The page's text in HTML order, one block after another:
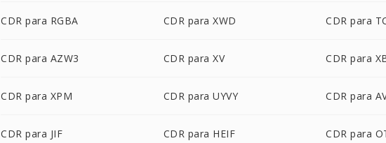
CDR para RGBA CDR para XWD CDR para
CDR para AZW3 CDR para XV CDR para
CDR para XPM CDR para UYVY CDR para
CDR para JIF CDR para HEIF CDR para